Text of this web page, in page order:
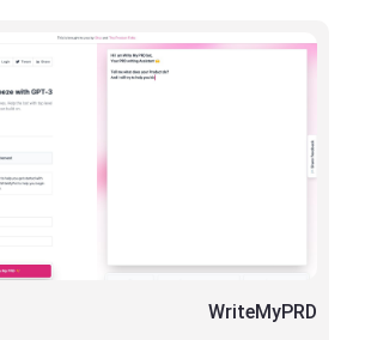
WriteMyPRD